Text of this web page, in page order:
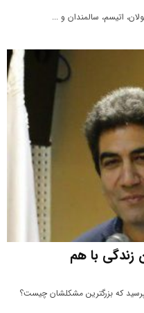
اتیسم، سالمندان و ...
زندگی با هم
که بزرگترین مشکلشان چیست؟